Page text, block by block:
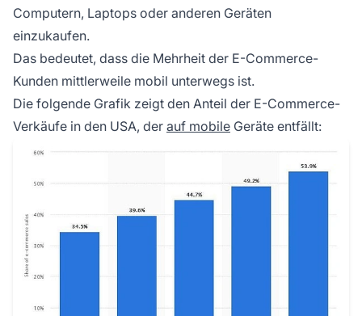
Computern, Laptops oder anderen Geräten
einzukaufen.
Das bedeutet, dass die Mehrheit der E-Commerce-
Kunden mittlerweile mobil unterwegs ist.
Die folgende Grafik zeigt den Anteil der E-Commerce-
Verkäufe in den USA, der auf mobile Geräte entfällt: